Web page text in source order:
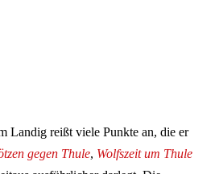
Landig reißt viele Punkte an, die er
gegen Thule, Wolfszeit um Thule